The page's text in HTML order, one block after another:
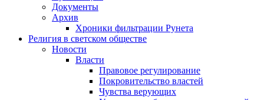
Документы
Архив
Хроники фильтрации Рунета
Религия в светском обществе
Новости
Власти
Правовое регулирование
Покровительство властей
Чувства верующих